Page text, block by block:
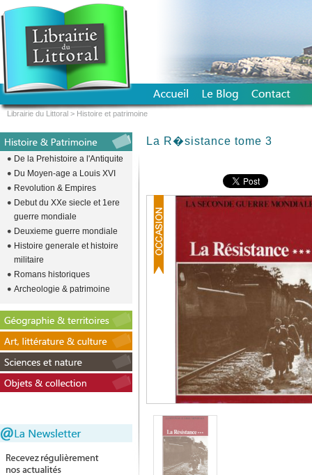
La R�sistance tome 3
De la Prehistoire a l'Antiquite
Du Moyen-age a Louis XVI
Revolution & Empires
Debut du XXe siecle et 1ere
guerre mondiale
Deuxieme guerre mondiale
Histoire generale et histoire
militaire
Romans historiques
Archeologie & patrimoine
Librairie du Littoral > Histoire et patrimoine